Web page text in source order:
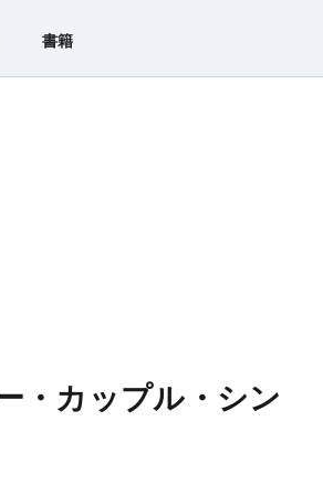
書籍
・カップル・シン